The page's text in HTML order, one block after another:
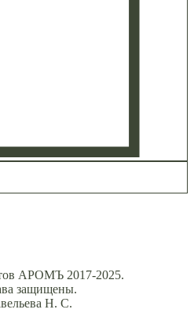
АРОМЪ 2017-2025.
защищены.
Н. С.